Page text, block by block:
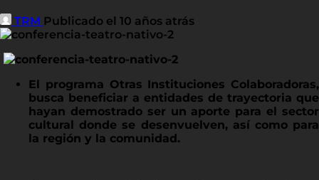
TRM Publicado el 10 años atrás
El programa Otras Instituciones Colaboradoras,
busca beneficiar a entidades de trayectoria que
hayan demostrado ser un aporte para el sector
cultural donde se desenvuelven, así como para
la región y la comunidad.